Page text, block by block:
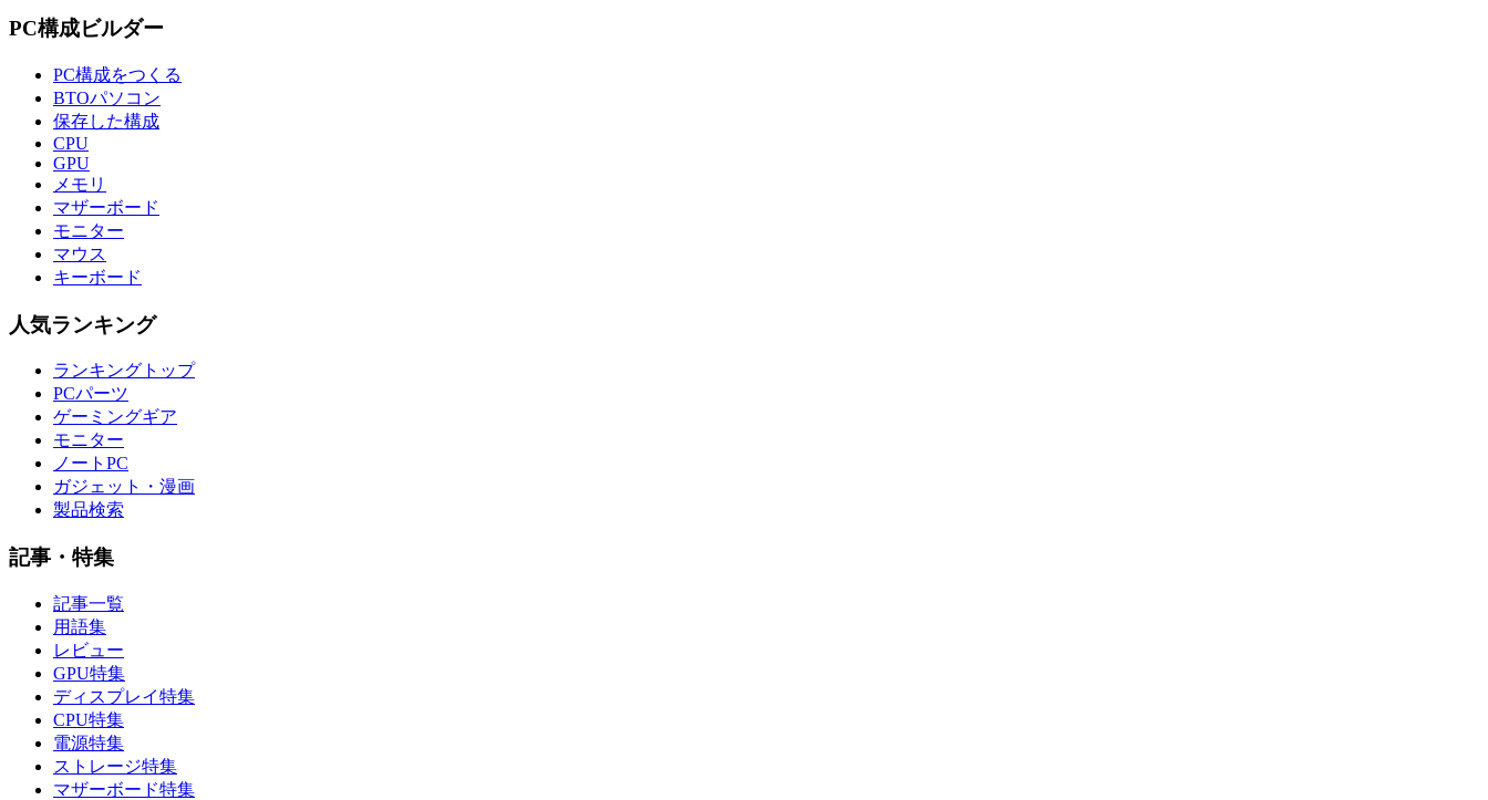
PC構成ビルダー
PC構成をつくる
BTOパソコン
保存した構成
CPU
GPU
メモリ
マザーボード
モニター
マウス
キーボード
人気ランキング
ランキングトップ
PCパーツ
ゲーミングギア
モニター
ノートPC
ガジェット・漫画
製品検索
記事・特集
記事一覧
用語集
レビュー
GPU特集
ディスプレイ特集
CPU特集
電源特集
ストレージ特集
マザーボード特集